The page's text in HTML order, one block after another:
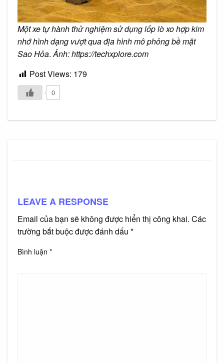
Một xe tự hành thử nghiệm sử dụng lốp lò xo hợp kim
nhớ hình dạng vượt qua địa hình mô phỏng bề mặt
Sao Hỏa.Ảnh:https://techxplore.com
Post Views: 179
0
LEAVE A RESPONSE
Email của bạn sẽ không được hiển thị công khai. Các
trường bắt buộc được đánh dấu *
Bình luận *